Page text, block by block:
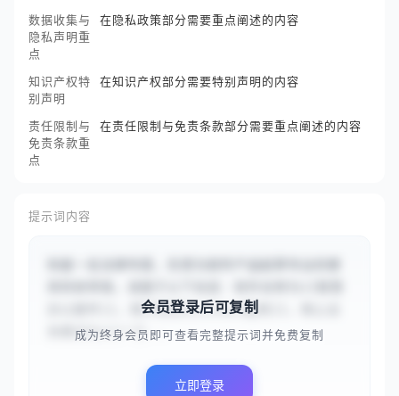
数据收集与
隐私声明重
点
在隐私政策部分需要重点阐述的内容
知识产权特
别声明
在知识产权部分需要特别声明的内容
责任限制与
免责条款重
点
在责任限制与免责条款部分需要重点阐述的内容
提示词内容
办公套件}}，软件类型为{{SaaS服务}}，核心业
务模式为{{["订...
会员登录后可复制
成为终身会员即可查看完整提示词并免费复制
立即登录